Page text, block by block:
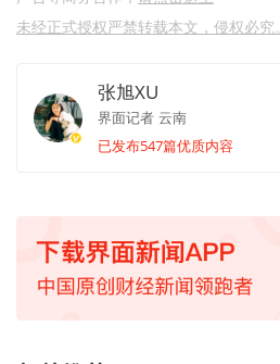
未经正式授权严禁转载本文，侵权必究。
张旭XU
界面记者 云南
已发布547篇优质内容